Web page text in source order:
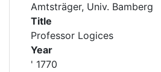
Amtsträger, Univ. Bamberg
Title
Professor Logices
Year
' 1770